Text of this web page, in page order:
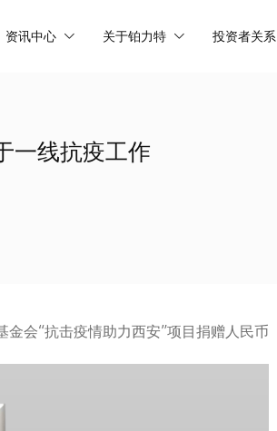
资讯中心 关于铂力特 投资者关系
一线抗疫工作
会“抗击疫情助力西安”项目捐赠人民币